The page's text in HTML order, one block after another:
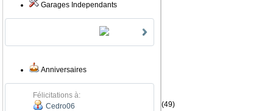
Garages Independants
Anniversaires
Félicitations à:
Cedro06
(49)